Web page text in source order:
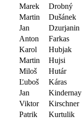
Marek
Drobný
Martin
Dušánek
Jan
Dzurjanin
Anton
Farkas
Karol
Hubjak
Martin
Hujsi
Miloš
Hutár
Ľuboš
Káras
Jan
Kindernay
Viktor
Kirschner
Patrik
Kurtulik